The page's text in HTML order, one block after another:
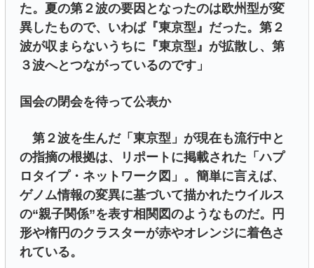
た。夏の第２波の要因となったのは欧州型が変
異したもので、いわば『東京型』だった。第２
波が収まらないうちに『東京型』が拡散し、第
３波へとつながっているのです」
国会の閉会を待って公表か
第２波を生んだ「東京型」が現在も流行中と
の指摘の根拠は、リポートに掲載された「ハプ
ロタイプ・ネットワーク図」。簡単に言えば、
ゲノム情報の変異に基づいて描かれたウイルス
の“親子関係”を表す相関図のようなものだ。円
形や楕円のクラスターが赤やオレンジに着色さ
れている。